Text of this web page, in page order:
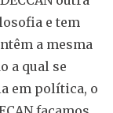
e tem
a mesma
a qual se
em política, o